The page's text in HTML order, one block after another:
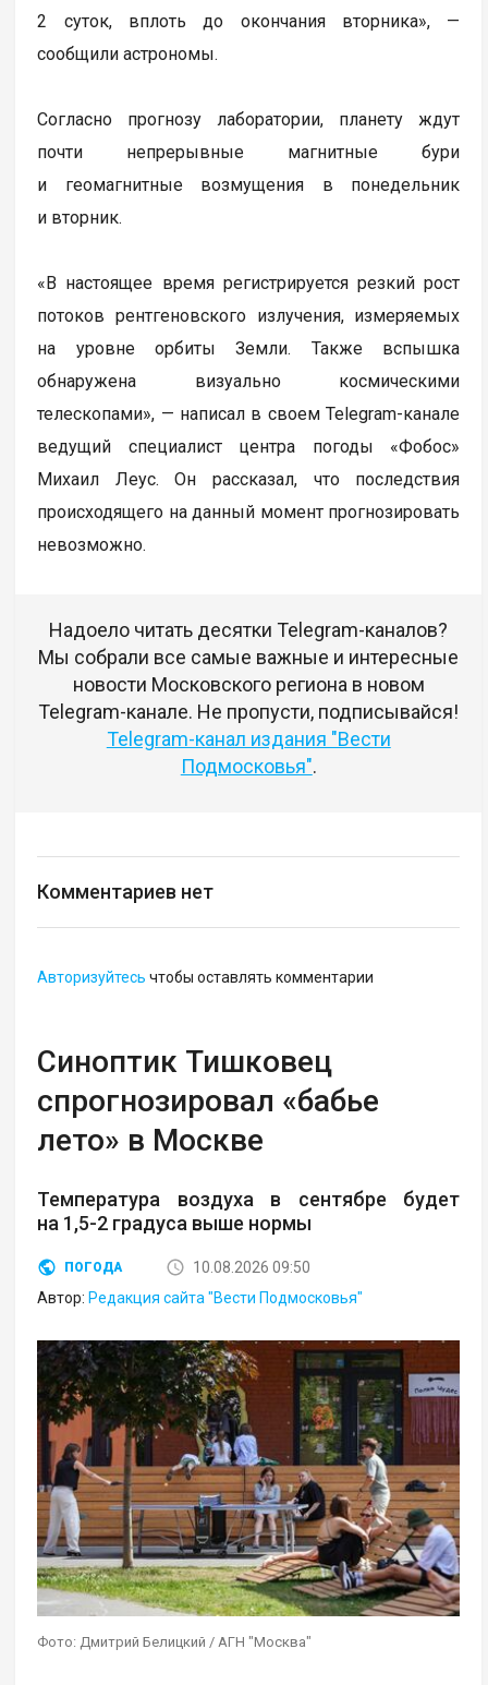
2 суток, вплоть до окончания вторника», —
сообщили астрономы.
Согласно прогнозу лаборатории, планету ждут
почти непрерывные магнитные бури
и геомагнитные возмущения в понедельник
и вторник.
«В настоящее время регистрируется резкий рост
потоков рентгеновского излучения, измеряемых
на уровне орбиты Земли. Также вспышка
обнаружена визуально космическими
телескопами», — написал в своем Telegram-канале
ведущий специалист центра погоды «Фобос»
Михаил Леус. Он рассказал, что последствия
происходящего на данный момент прогнозировать
невозможно.
Надоело читать десятки Telegram-каналов?
Мы собрали все самые важные и интересные
новости Московского региона в новом
Telegram-канале. Не пропусти, подписывайся!
Telegram-канал издания "Вести
Подмосковья".
Комментариев нет
Авторизуйтесь чтобы оставлять комментарии
Синоптик Тишковец
спрогнозировал «бабье
лето» в Москве
Температура воздуха в сентябре будет
на 1,5-2 градуса выше нормы
ПОГОДА
10.08.2026 09:50
Автор: Редакция сайта "Вести Подмосковья"
Фото: Дмитрий Белицкий / АГН "Москва"